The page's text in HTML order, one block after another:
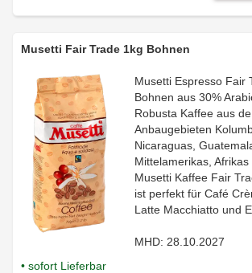
Musetti Fair Trade 1kg Bohnen
Musetti Espresso Fair
Bohnen aus 30%
Robusta Kaffee aus
Anbaugebieten
Nicaraguas,
Mittelamerikas, Afrikas
Musetti Kaffee Fair
ist perfekt für Café
Latte Macchiatto und
MHD: 28.10.2027
• sofort Lieferbar